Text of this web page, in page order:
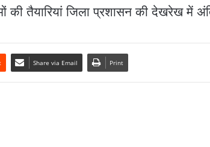
की तैयारियां जिला प्रशासन की देखरेख में
Share via Email Print